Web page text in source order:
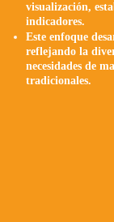
visualización,
indicadores.
Este enfoque
reflejando la
necesidades de
tradicionales.